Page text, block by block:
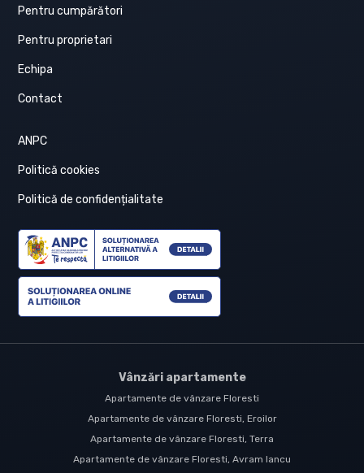
Pentru cumpărători
Pentru proprietari
Echipa
Contact
ANPC
Politică cookies
Politică de confidențialitate
Vânzări apartamente
Apartamente de vânzare Floresti
Apartamente de vânzare Floresti, Eroilor
Apartamente de vânzare Floresti, Terra
Apartamente de vânzare Floresti, Avram Iancu